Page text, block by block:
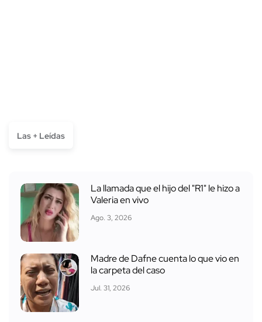
Las + Leídas
La llamada que el hijo del "R1" le hizo a
Valeria en vivo
Ago. 3, 2026
Madre de Dafne cuenta lo que vio en
la carpeta del caso
Jul. 31, 2026